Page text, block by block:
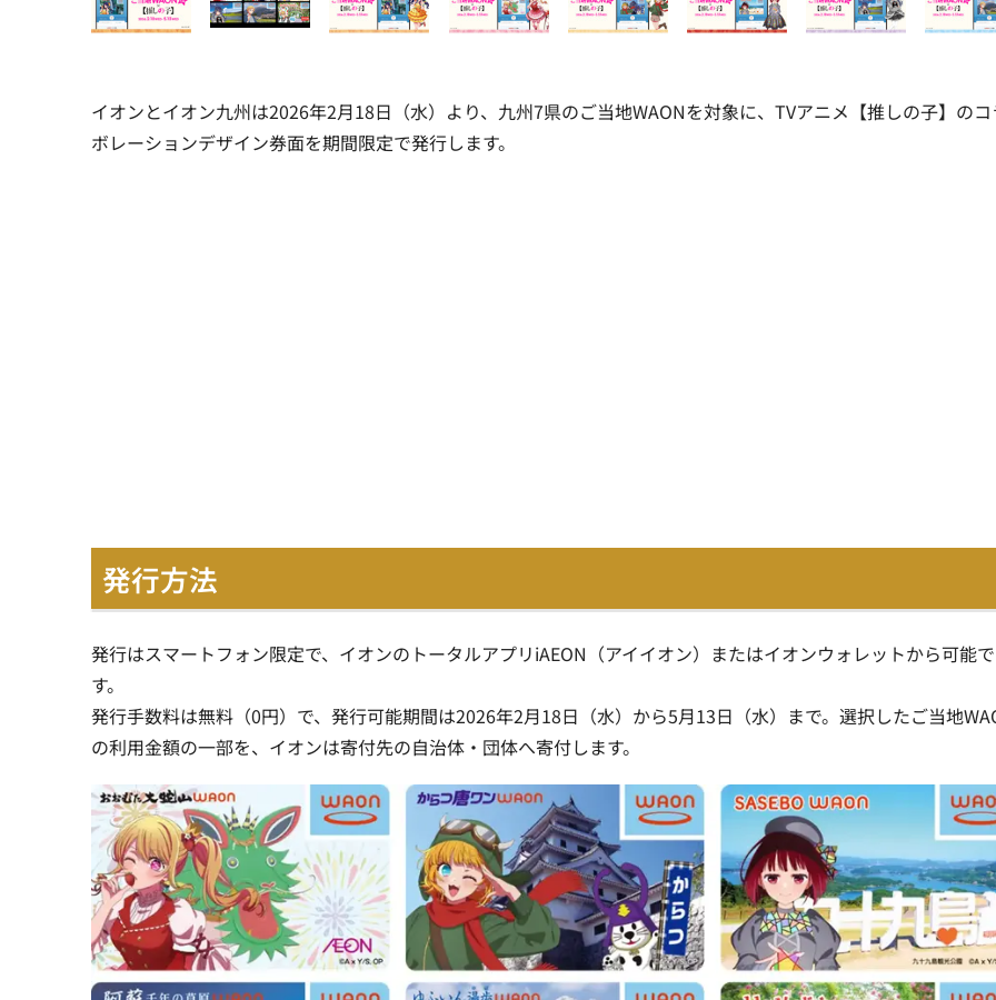
イオンとイオン九州は2026年2月18日（水）より、九州7県のご当地WAONを対象に、TVアニメ【推しの子】の
ボレーションデザイン券面を期間限定で発行します。
発行方法
発行はスマートフォン限定で、イオンのトータルアプリiAEON（アイイオン）またはイオンウォレットから可能で
す。
発行手数料は無料（0円）で、発行可能期間は2026年2月18日（水）から5月13日（水）まで。選択したご当地
の利用金額の一部を、イオンは寄付先の自治体・団体へ寄付します。